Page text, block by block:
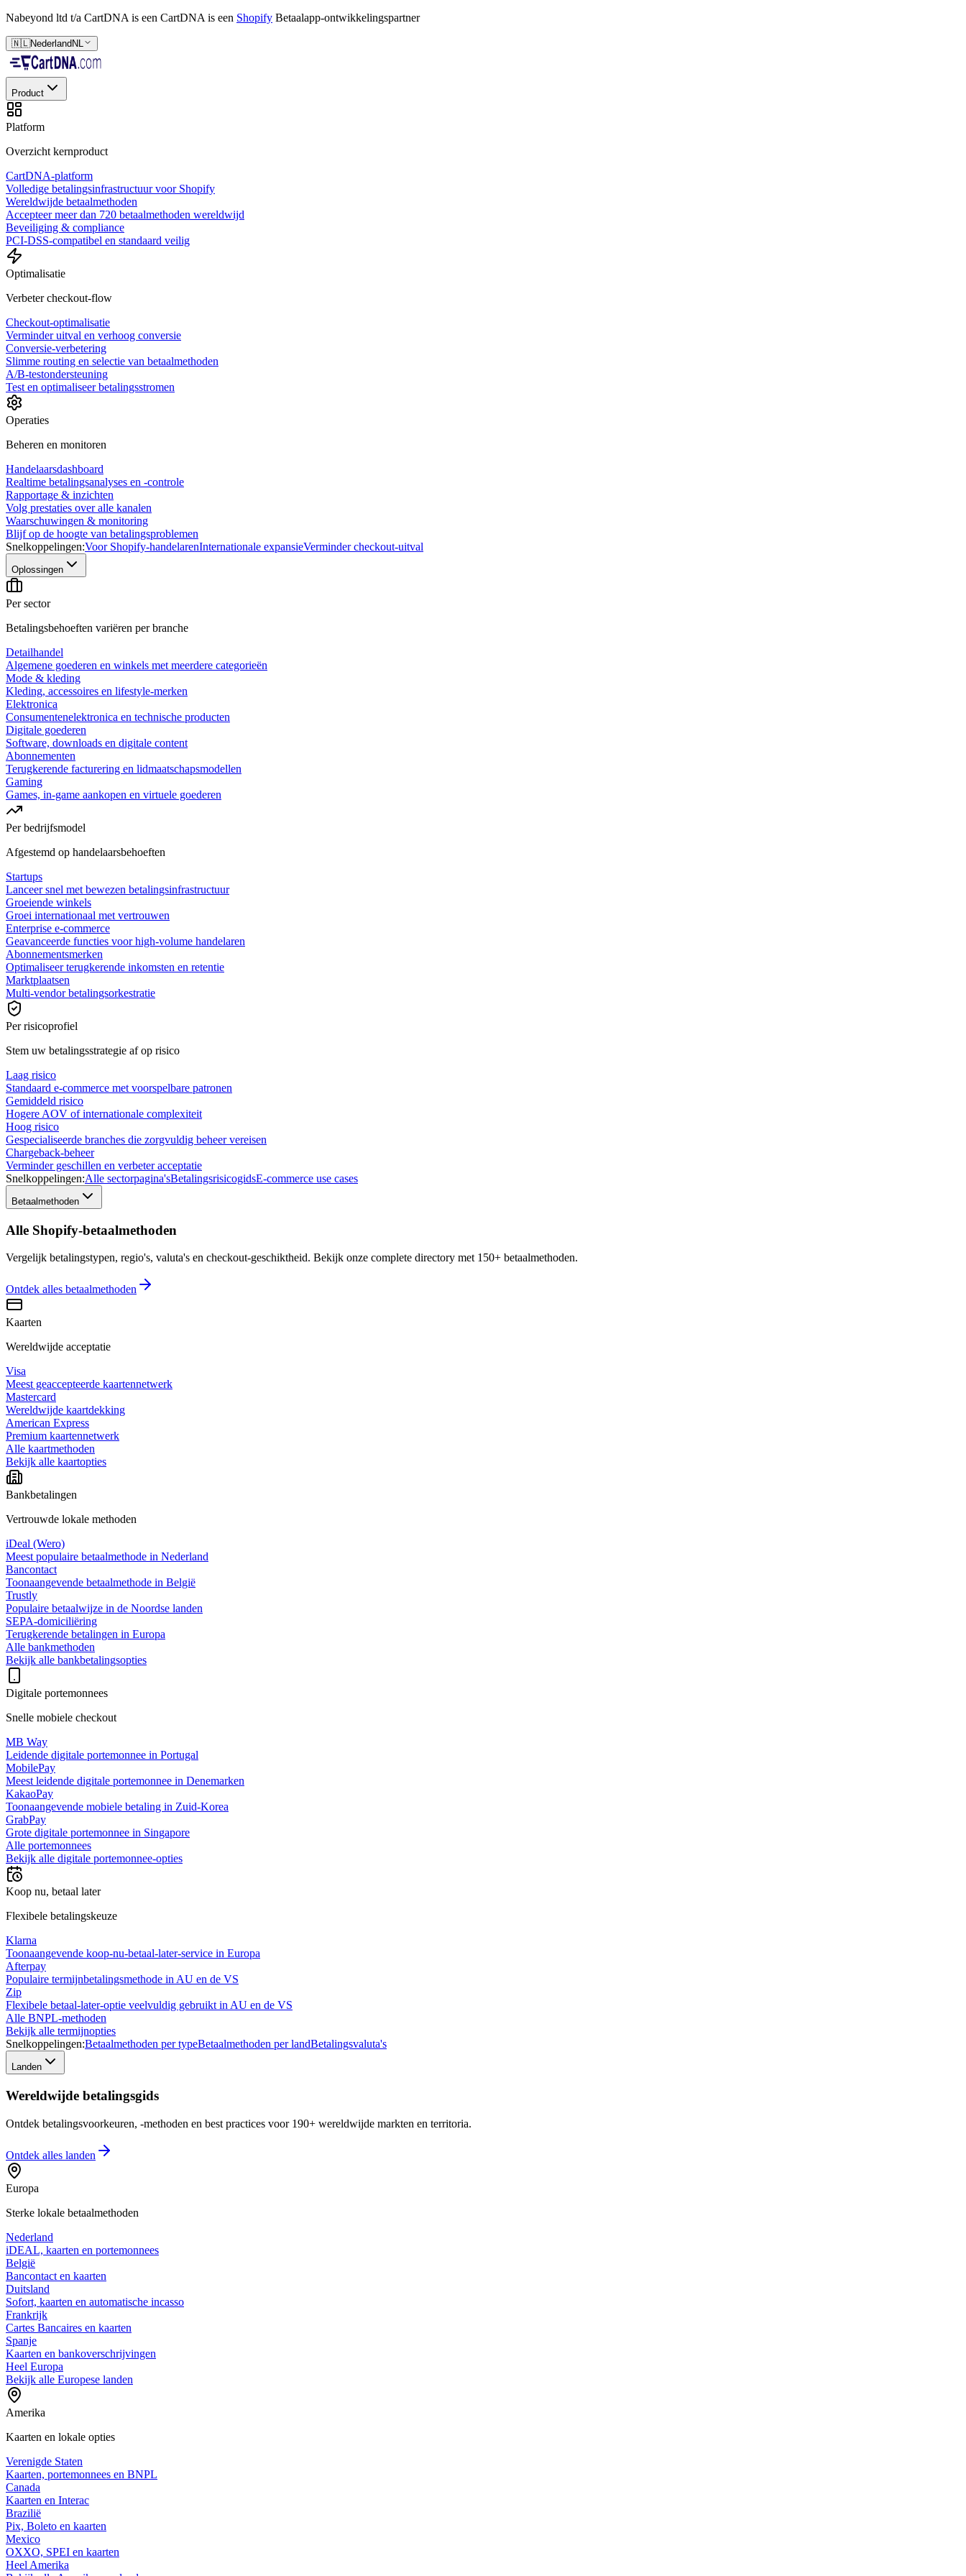
Nabeyond ltd t/a CartDNA is een CartDNA is een Shopify Betaalapp-ontwikkelingspartner
🇳🇱Nederland NL
Product
Platform
Overzicht kernproduct
CartDNA-platform
Volledige betalingsinfrastructuur voor Shopify
Wereldwijde betaalmethoden
Accepteer meer dan 720 betaalmethoden wereldwijd
Beveiliging & compliance
PCI-DSS-compatibel en standaard veilig
Optimalisatie
Verbeter checkout-flow
Checkout-optimalisatie
Verminder uitval en verhoog conversie
Conversie-verbetering
Slimme routing en selectie van betaalmethoden
A/B-testondersteuning
Test en optimaliseer betalingsstromen
Operaties
Beheren en monitoren
Handelaarsdashboard
Realtime betalingsanalyses en -controle
Rapportage & inzichten
Volg prestaties over alle kanalen
Waarschuwingen & monitoring
Blijf op de hoogte van betalingsproblemen
Snelkoppelingen:Voor Shopify-handelarenInternationale expansieVerminder checkout-uitval
Oplossingen
Per sector
Betalingsbehoeften variëren per branche
Detailhandel
Algemene goederen en winkels met meerdere categorieën
Mode & kleding
Kleding, accessoires en lifestyle-merken
Elektronica
Consumentenelektronica en technische producten
Digitale goederen
Software, downloads en digitale content
Abonnementen
Terugkerende facturering en lidmaatschapsmodellen
Gaming
Games, in-game aankopen en virtuele goederen
Per bedrijfsmodel
Afgestemd op handelaarsbehoeften
Startups
Lanceer snel met bewezen betalingsinfrastructuur
Groeiende winkels
Groei internationaal met vertrouwen
Enterprise e-commerce
Geavanceerde functies voor high-volume handelaren
Abonnementsmerken
Optimaliseer terugkerende inkomsten en retentie
Marktplaatsen
Multi-vendor betalingsorkestratie
Per risicoprofiel
Stem uw betalingsstrategie af op risico
Laag risico
Standaard e-commerce met voorspelbare patronen
Gemiddeld risico
Hogere AOV of internationale complexiteit
Hoog risico
Gespecialiseerde branches die zorgvuldig beheer vereisen
Chargeback-beheer
Verminder geschillen en verbeter acceptatie
Snelkoppelingen:Alle sectorpagina'sBetalingsrisicogidsE-commerce use cases
Betaalmethoden
Alle Shopify-betaalmethoden
Vergelijk betalingstypen, regio's, valuta's en checkout-geschiktheid. Bekijk onze complete directory met 150+ betaalmethoden.
Ontdek alles betaalmethoden
Kaarten
Wereldwijde acceptatie
Visa
Meest geaccepteerde kaartennetwerk
Mastercard
Wereldwijde kaartdekking
American Express
Premium kaartennetwerk
Alle kaartmethoden
Bekijk alle kaartopties
Bankbetalingen
Vertrouwde lokale methoden
iDeal (Wero)
Meest populaire betaalmethode in Nederland
Bancontact
Toonaangevende betaalmethode in België
Trustly
Populaire betaalwijze in de Noordse landen
SEPA-domiciliëring
Terugkerende betalingen in Europa
Alle bankmethoden
Bekijk alle bankbetalingsopties
Digitale portemonnees
Snelle mobiele checkout
MB Way
Leidende digitale portemonnee in Portugal
MobilePay
Meest leidende digitale portemonnee in Denemarken
KakaoPay
Toonaangevende mobiele betaling in Zuid-Korea
GrabPay
Grote digitale portemonnee in Singapore
Alle portemonnees
Bekijk alle digitale portemonnee-opties
Koop nu, betaal later
Flexibele betalingskeuze
Klarna
Toonaangevende koop-nu-betaal-later-service in Europa
Afterpay
Populaire termijnbetalingsmethode in AU en de VS
Zip
Flexibele betaal-later-optie veelvuldig gebruikt in AU en de VS
Alle BNPL-methoden
Bekijk alle termijnopties
Snelkoppelingen:Betaalmethoden per typeBetaalmethoden per landBetalingsvaluta's
Landen
Wereldwijde betalingsgids
Ontdek betalingsvoorkeuren, -methoden en best practices voor 190+ wereldwijde markten en territoria.
Ontdek alles landen
Europa
Sterke lokale betaalmethoden
Nederland
iDEAL, kaarten en portemonnees
België
Bancontact en kaarten
Duitsland
Sofort, kaarten en automatische incasso
Frankrijk
Cartes Bancaires en kaarten
Spanje
Kaarten en bankoverschrijvingen
Heel Europa
Bekijk alle Europese landen
Amerika
Kaarten en lokale opties
Verenigde Staten
Kaarten, portemonnees en BNPL
Canada
Kaarten en Interac
Brazilië
Pix, Boleto en kaarten
Mexico
OXXO, SPEI en kaarten
Heel Amerika